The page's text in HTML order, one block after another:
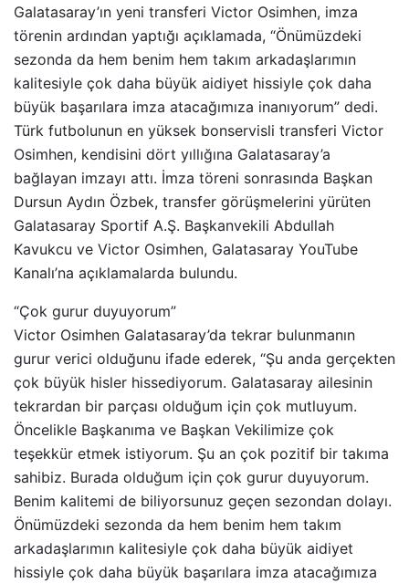
Galatasaray’ın yeni transferi Victor Osimhen, imza
törenin ardından yaptığı açıklamada, “Önümüzdeki
sezonda da hem benim hem takım arkadaşlarımın
kalitesiyle çok daha büyük aidiyet hissiyle çok daha
büyük başarılara imza atacağımıza inanıyorum” dedi.
Türk futbolunun en yüksek bonservisli transferi Victor
Osimhen, kendisini dört yıllığına Galatasaray’a
bağlayan imzayı attı. İmza töreni sonrasında Başkan
Dursun Aydın Özbek, transfer görüşmelerini yürüten
Galatasaray Sportif A.Ş. Başkanvekili Abdullah
Kavukcu ve Victor Osimhen, Galatasaray YouTube
Kanalı’na açıklamalarda bulundu.
“Çok gurur duyuyorum”
Victor Osimhen Galatasaray’da tekrar bulunmanın
gurur verici olduğunu ifade ederek, “Şu anda gerçekten
çok büyük hisler hissediyorum. Galatasaray ailesinin
tekrardan bir parçası olduğum için çok mutluyum.
Öncelikle Başkanıma ve Başkan Vekilimize çok
teşekkür etmek istiyorum. Şu an çok pozitif bir takıma
sahibiz. Burada olduğum için çok gurur duyuyorum.
Benim kalitemi de biliyorsunuz geçen sezondan dolayı.
Önümüzdeki sezonda da hem benim hem takım
arkadaşlarımın kalitesiyle çok daha büyük aidiyet
hissiyle çok daha büyük başarılara imza atacağımıza